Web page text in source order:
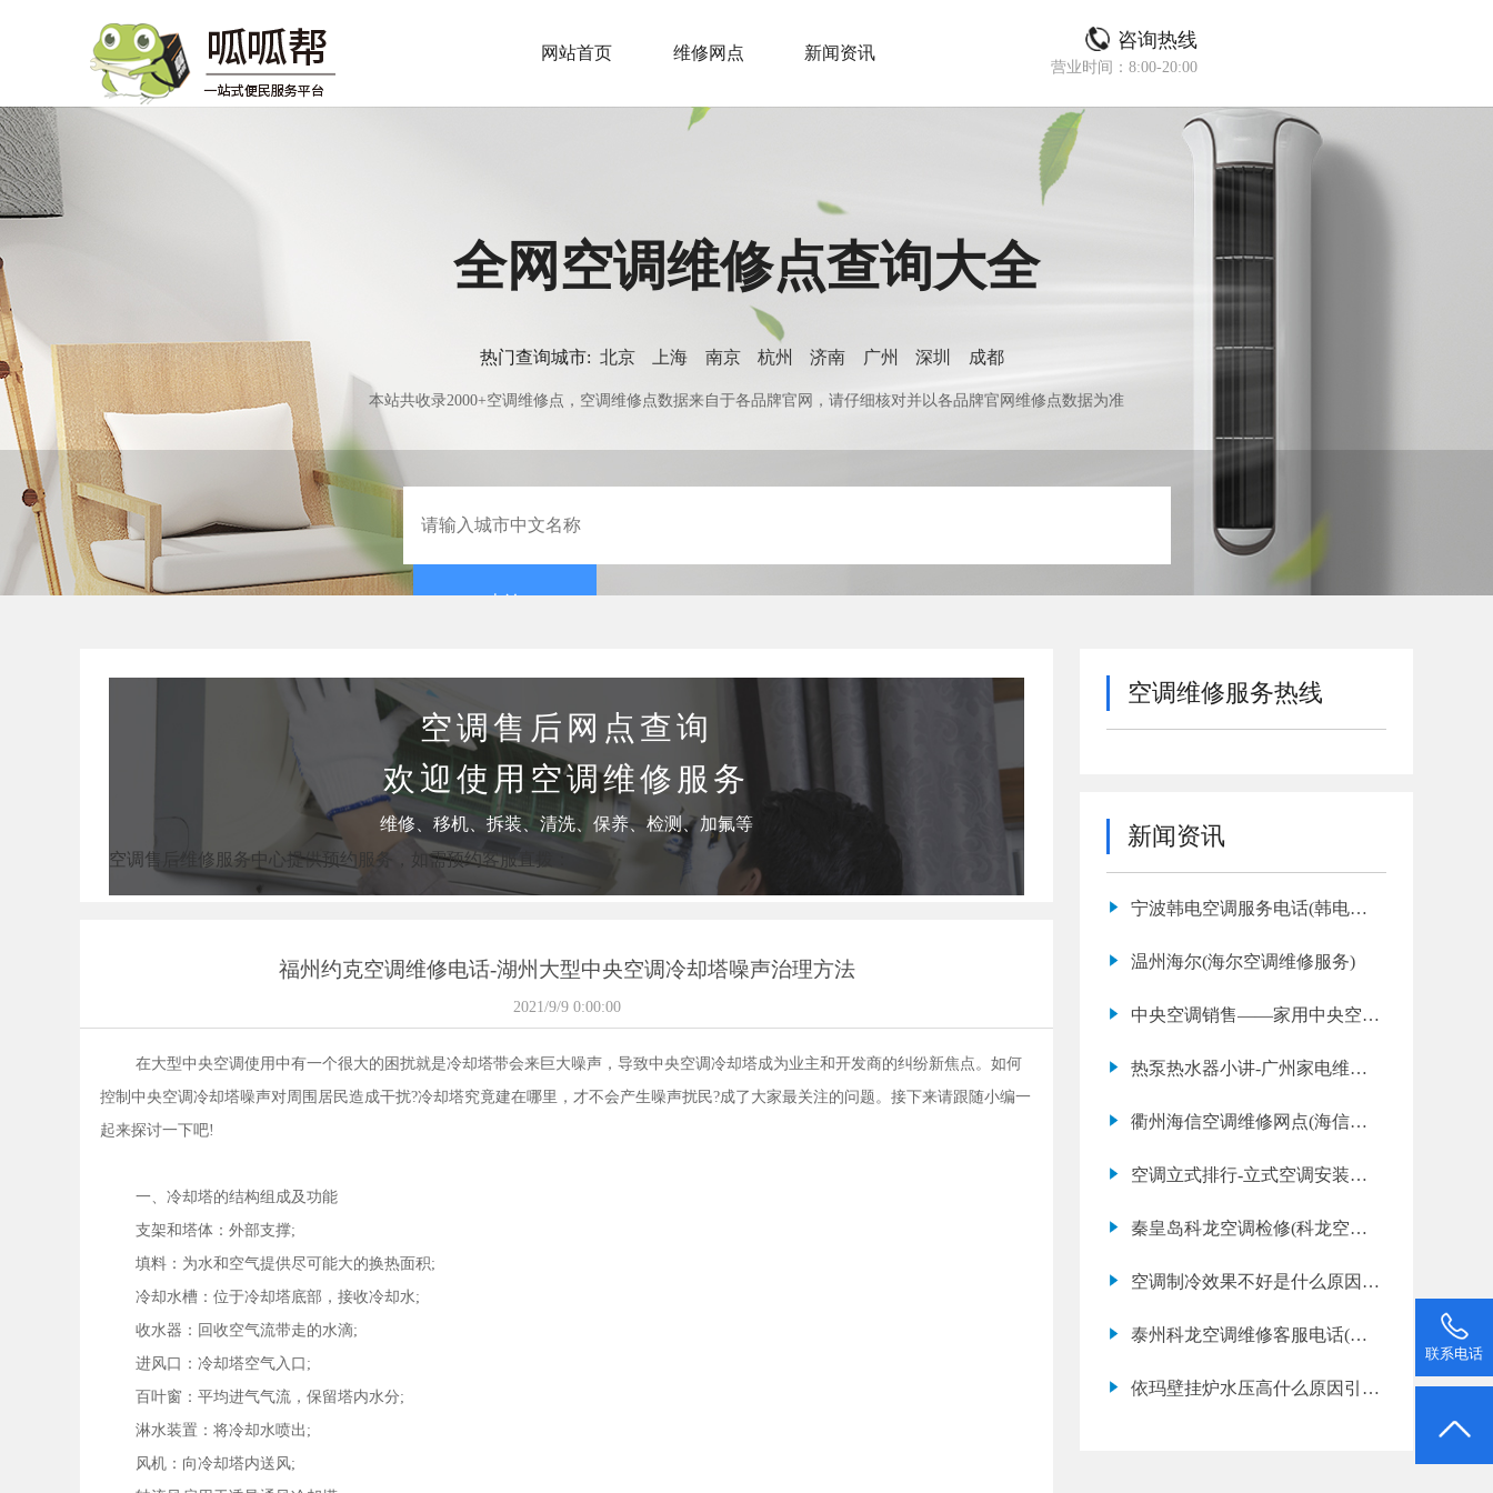
网站首页 维修网点 新闻资讯
咨询热线
营业时间：8:00-20:00
全网空调维修点查询大全
热门查询城市: 北京 上海 南京 杭州 济南 广州 深圳 成都
本站共收录2000+空调维修点，空调维修点数据来自于各品牌官网，请仔细核对并以各品牌官网维修点数据为准
空调售后网点查询
欢迎使用空调维修服务
维修、移机、拆装、清洗、保养、检测、加氟等
空调售后维修服务中心提供预约服务，如需预约客服直拨：
福州约克空调维修电话-湖州大型中央空调冷却塔噪声治理方法
2021/9/9 0:00:00
在大型中央空调使用中有一个很大的困扰就是冷却塔带会来巨大噪声，导致中央空调冷却塔成为业主和开发商的纠纷新焦点。如何
控制中央空调冷却塔噪声对周围居民造成干扰?冷却塔究竟建在哪里，才不会产生噪声扰民?成了大家最关注的问题。接下来请跟随小编一
起来探讨一下吧!
一、冷却塔的结构组成及功能
支架和塔体：外部支撑;
填料：为水和空气提供尽可能大的换热面积;
冷却水槽：位于冷却塔底部，接收冷却水;
收水器：回收空气流带走的水滴;
进风口：冷却塔空气入口;
百叶窗：平均进气气流，保留塔内水分;
淋水装置：将冷却水喷出;
风机：向冷却塔内送风;
空调维修服务热线
新闻资讯
宁波韩电空调服务电话(韩电空
温州海尔(海尔空调维修服务)
中央空调销售——家用中央空调
热泵热水器小讲-广州家电维修-
衢州海信空调维修网点(海信空
空调立式排行-立式空调安装条
秦皇岛科龙空调检修(科龙空调
空调制冷效果不好是什么原因
泰州科龙空调维修客服电话(科
依玛壁挂炉水压高什么原因引起
联系电话